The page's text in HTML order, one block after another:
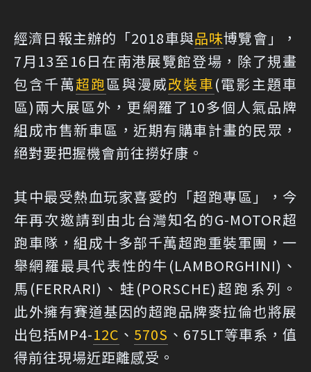
經濟日報主辦的「2018車與品味博覽會」，
7月13至16日在南港展覽館登場，除了規畫
包含千萬超跑區與漫威改裝車(電影主題車
區)兩大展區外，更網羅了10多個人氣品牌
組成市售新車區，近期有購車計畫的民眾，
絕對要把握機會前往撈好康。
其中最受熱血玩家喜愛的「超跑專區」，今
年再次邀請到由北台灣知名的G-MOTOR超
跑車隊，組成十多部千萬超跑重裝軍團，一
舉網羅最具代表性的牛(LAMBORGHINI)、
馬(FERRARI)、蛙(PORSCHE)超跑系列。
此外擁有賽道基因的超跑品牌麥拉倫也將展
出包括MP4-12C 、 570S 、675LT等車系，值
得前往現場近距離感受。